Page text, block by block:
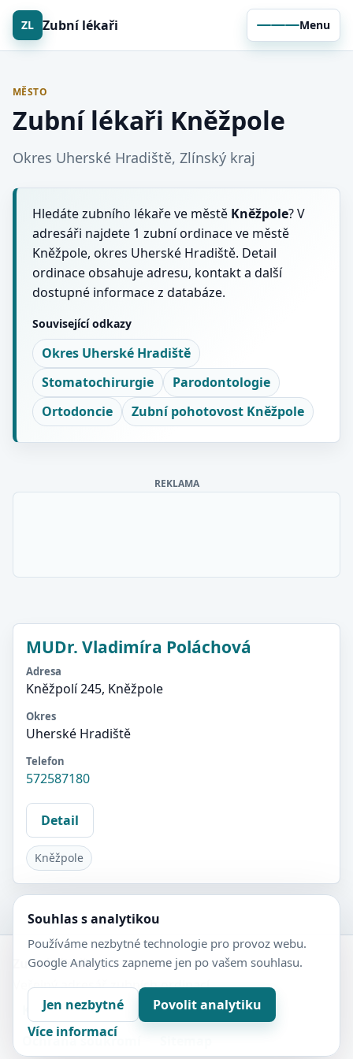
ZL Zubní lékaři Menu
MĚSTO
Zubní lékaři Kněžpole
Okres Uherské Hradiště, Zlínský kraj
Hledáte zubního lékaře ve městě Kněžpole? V
adresáři najdete 1 zubní ordinace ve městě
Kněžpole, okres Uherské Hradiště. Detail
ordinace obsahuje adresu, kontakt a další
dostupné informace z databáze.
Související odkazy
Okres Uherské Hradiště
Stomatochirurgie
Parodontologie
Ortodoncie
Zubní pohotovost Kněžpole
REKLAMA
MUDr. Vladimíra Poláchová
Adresa
Kněžpolí 245, Kněžpole
Okres
Uherské Hradiště
Telefon
572587180
Detail
Kněžpole
Zubní-lékaři.cz
Veřejný adresář zubních ordinací.
Kontakt
Nastavení soukromí
Ochrana soukromí
Souhlas s analytikou
Používáme nezbytné technologie pro provoz webu.
Google Analytics zapneme jen po vašem souhlasu.
Jen nezbytné
Povolit analytiku
Více informací